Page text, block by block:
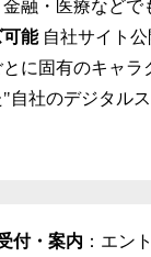
融・医療などで
可能 自社サイト
に固有のキャラ
社のデジタル
付・案内 ：エン